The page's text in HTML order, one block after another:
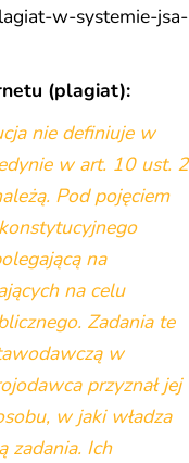
w-systemie-jsa-
(plagiat):
nie definiuje w
w art. 10 ust. 2
Pod pojęciem
na
na celu
Zadania te
w
przyznał jej
w jaki władza
zadania. Ich